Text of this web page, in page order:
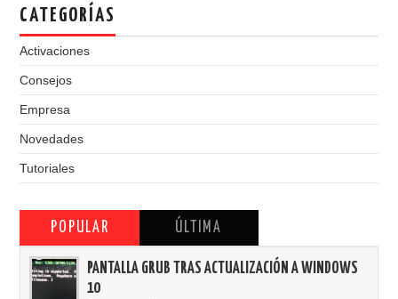
CATEGORÍAS
Activaciones
Consejos
Empresa
Novedades
Tutoriales
POPULAR ÚLTIMA
PANTALLA GRUB TRAS ACTUALIZACIÓN A WINDOWS
10